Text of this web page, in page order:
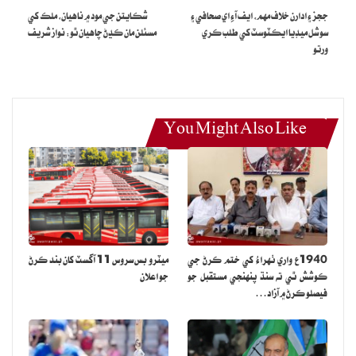
Honest – Competent – Committed
— PMLN (@pmln_org)
January 27, 2024
چونڊ منشور ۾ چيو ويو آهي ته عدالتي ۽ انتظامي سڌارن جي رٿابندي
اصل حالت ۾ بحال ڪيو ويندو، عدالتي، قانوني، پنچائت سسٽم ۽ تڪرارن
جي حل جو متبادل نظام هوندو، عدالتي، قانوني ۽ انصاف جي نظام ۾
سڌارا آندا ويندا، بروقت ۽ اثرائتو عدالتي نظام لاڳو ڪيو ويندو، ان ڳالهه
ججز ۽ ادارن خلاف مهم، ايف آءِ اي صحافي ۽
سوشل ميڊيا ايڪٽوسٽ کي طلب ڪري
ورتو
شڪايتن جي مود ۾ ناهيان، ملڪ کي
مسئلن مان ڪڍڻ چاهيان ٿو: نواز شريف
You Might Also Like
1940ع واري ٺهراءُ کي ختم ڪرڻ جي
ڪوشش ٿي ته سنڌ پنهنجي مستقبل جو
فيصلو ڪرڻ ۾ آزاد…
ميٽرو بس سروس 11 آگسٽ کان بند ڪرڻ
جو اعلان